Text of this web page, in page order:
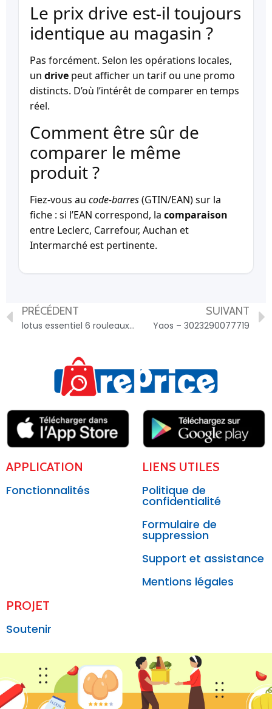
Le prix drive est-il toujours
identique au magasin ?
Pas forcément. Selon les opérations locales,
un drive peut afficher un tarif ou une promo
distincts. D’où l’intérêt de comparer en temps
réel.
Comment être sûr de
comparer le même
produit ?
Fiez-vous au code-barres(GTIN/EAN) sur la
fiche : si l’EAN correspond, la comparaison
entre Leclerc, Carrefour, Auchan et
Intermarché est pertinente.
PRÉCÉDENT
lotus essentiel 6 rouleaux – 7322542258477
SUIVANT
Yaos – 3023290077719
APPLICATION
Fonctionnalités
LIENS UTILES
Politique de
confidentialité
Formulaire de
suppression
Support et assistance
Mentions légales
PROJET
Soutenir